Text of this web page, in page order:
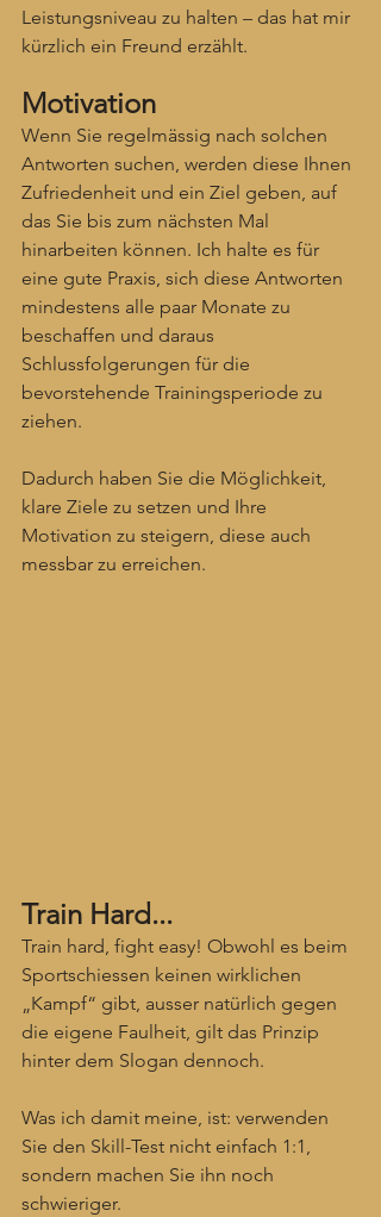
Leistungsniveau zu halten – das hat mir
kürzlich ein Freund erzählt.
Motivation
Wenn Sie regelmässig nach solchen
Antworten suchen, werden diese Ihnen
Zufriedenheit und ein Ziel geben, auf
das Sie bis zum nächsten Mal
hinarbeiten können. Ich halte es für
eine gute Praxis, sich diese Antworten
mindestens alle paar Monate zu
beschaffen und daraus
Schlussfolgerungen für die
bevorstehende Trainingsperiode zu
ziehen.
Dadurch haben Sie die Möglichkeit,
klare Ziele zu setzen und Ihre
Motivation zu steigern, diese auch
messbar zu erreichen.
Train Hard...
Train hard, fight easy! Obwohl es beim
Sportschiessen keinen wirklichen
„Kampf“ gibt, ausser natürlich gegen
die eigene Faulheit, gilt das Prinzip
hinter dem Slogan dennoch.
Was ich damit meine, ist: verwenden
Sie den Skill-Test nicht einfach 1:1,
sondern machen Sie ihn noch
schwieriger.